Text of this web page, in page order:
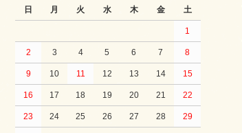
日 月 火 水 木 金 土
1
2 3 4 5 6 7 8
9 10 11 12 13 14 15
16 17 18 19 20 21 22
23 24 25 26 27 28 29